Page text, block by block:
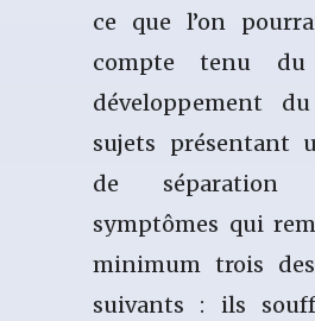
ce que l’on
compte tenu
développement
sujets présentant
de
symptômes qui
minimum trois
suivants : ils